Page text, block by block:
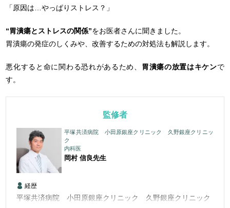
「原因は…やっぱりストレス？」
“胃潰瘍とストレスの関係”をお医者さんに聞きました。
胃潰瘍の発症のしくみや、改善するための対処法も解説します。
悪化すると命に関わる恐れがあるため、 胃潰瘍の放置はキケンで
す。
監修者
平塚共済病院 小田原銀座クリニック 久野銀座クリニッ
ク
内科医
岡村 信良先生
経歴
平塚共済病院 小田原銀座クリニック 久野銀座クリニック